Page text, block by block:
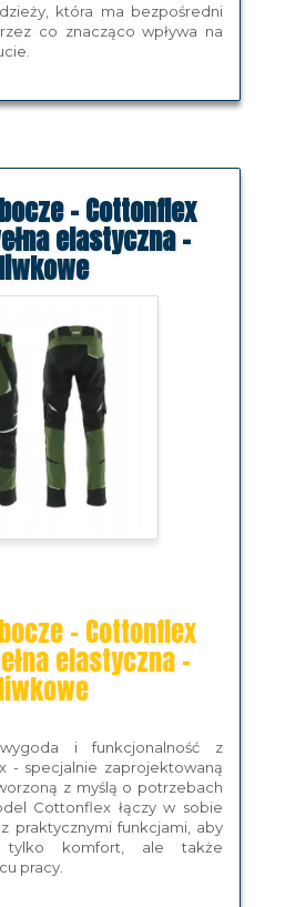
która ma bezpośredni
co znacząco wpływa na
- Cottonflex
elastyczna -
- Cottonflex
elastyczna -
i funkcjonalność z
- specjalnie zaprojektowaną
z myślą o potrzebach
Cottonflex łączy w sobie
praktycznymi funkcjami, aby
komfort, ale także
pracy.